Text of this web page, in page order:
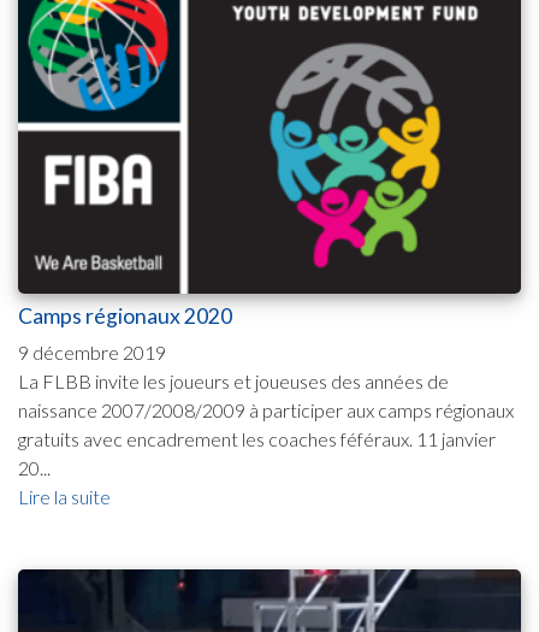
Camps régionaux 2020
9 décembre 2019
La FLBB invite les joueurs et joueuses des années de
naissance 2007/2008/2009 à participer aux camps régionaux
gratuits avec encadrement les coaches féféraux. 11 janvier
20...
Lire la suite